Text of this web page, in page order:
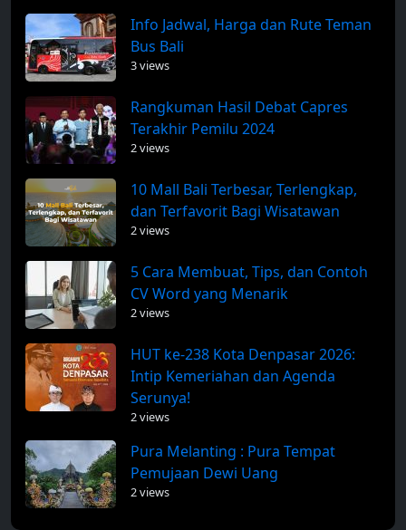
Info Jadwal, Harga dan Rute Teman
Bus Bali
3 views
Rangkuman Hasil Debat Capres
Terakhir Pemilu 2024
2 views
10 Mall Bali Terbesar, Terlengkap,
dan Terfavorit Bagi Wisatawan
2 views
5 Cara Membuat, Tips, dan Contoh
CV Word yang Menarik
2 views
HUT ke-238 Kota Denpasar 2026:
Intip Kemeriahan dan Agenda
Serunya!
2 views
Pura Melanting : Pura Tempat
Pemujaan Dewi Uang
2 views